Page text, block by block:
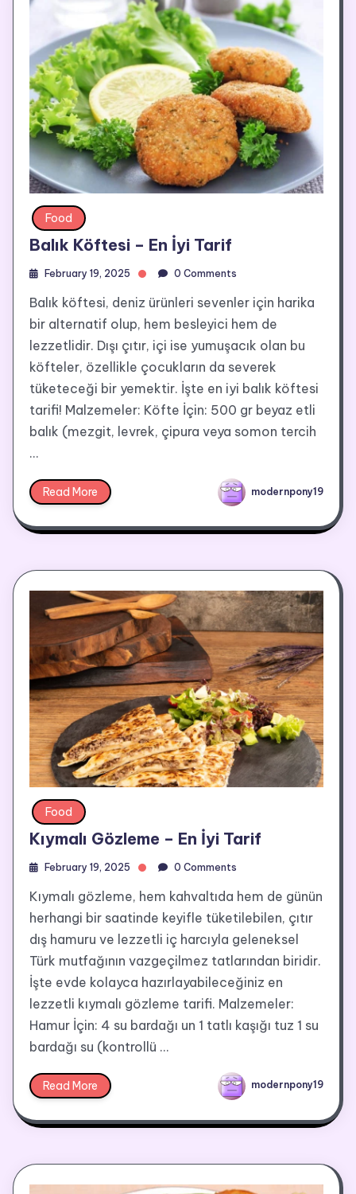
Food
Balık Köftesi – En İyi Tarif
February 19, 2025 0 Comments
Balık köftesi, deniz ürünleri sevenler için harika
bir alternatif olup, hem besleyici hem de
lezzetlidir. Dışı çıtır, içi ise yumuşacık olan bu
köfteler, özellikle çocukların da severek
tüketeceği bir yemektir. İşte en iyi balık köftesi
tarifi! Malzemeler: Köfte İçin: 500 gr beyaz etli
balık (mezgit, levrek, çipura veya somon tercih
…
Read More modernpony19
Food
Kıymalı Gözleme – En İyi Tarif
February 19, 2025 0 Comments
Kıymalı gözleme, hem kahvaltıda hem de günün
herhangi bir saatinde keyifle tüketilebilen, çıtır
dış hamuru ve lezzetli iç harcıyla geleneksel
Türk mutfağının vazgeçilmez tatlarından biridir.
İşte evde kolayca hazırlayabileceğiniz en
lezzetli kıymalı gözleme tarifi. Malzemeler:
Hamur İçin: 4 su bardağı un 1 tatlı kaşığı tuz 1 su
bardağı su (kontrollü …
Read More modernpony19